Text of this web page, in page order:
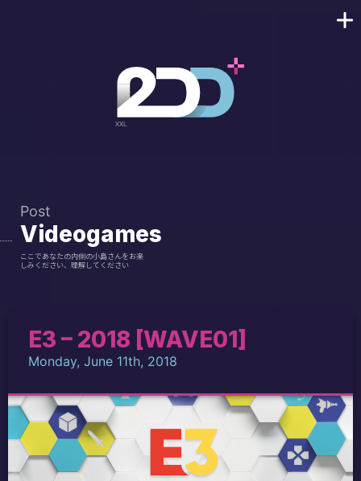
Post
Videogames
ここであなたの内側の小島さんをお楽
しみください、理解してください
E3 – 2018 [WAVE01]
Monday, June 11th, 2018